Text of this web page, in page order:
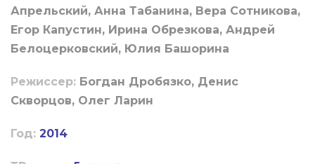
Апрельский, Анна Табанина, Вера Сотникова,
Егор Капустин, Ирина Обрезкова, Андрей
Белоцерковский, Юлия Башорина
Режиссер: Богдан Дробязко, Денис
Скворцов, Олег Ларин
Год: 2014